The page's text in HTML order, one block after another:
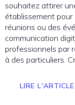
souhaitez attirer
établissement pour
réunions ou des
communication
professionnels par
à des particuliers.
LIRE L'ARTICLE